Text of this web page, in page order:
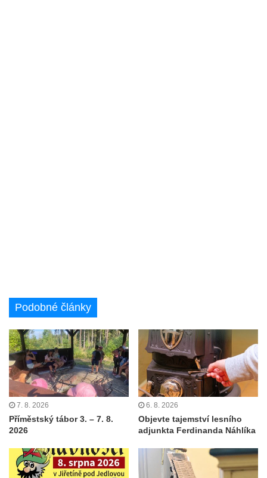
Podobné články
7. 8. 2026
Příměstský tábor 3. – 7. 8.
2026
6. 8. 2026
Objevte tajemství lesního
adjunkta Ferdinanda Náhlíka